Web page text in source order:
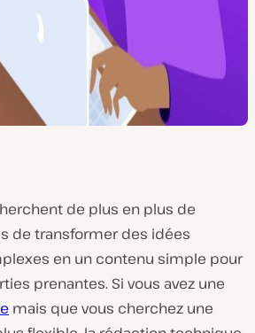
de plus en plus de
de transformer des idées
en un contenu simple pour
prenantes. Si vous avez une
mais que vous cherchez une